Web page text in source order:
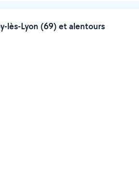
lès-Lyon (69) et alentours